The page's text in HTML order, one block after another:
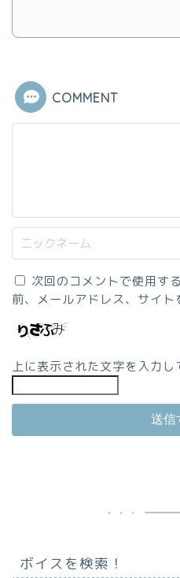
COMMENT
次回のコメントで使用す
前、メールアドレス、サイト
上に表示された文字を入力し
ボイスを検索！